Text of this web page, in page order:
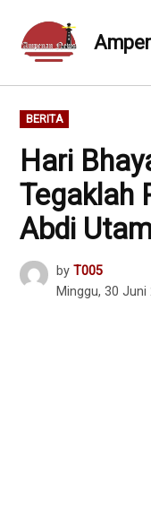
content
POSTED
IN
BERITA
Hari
Tegaklah
Abdi
by T005
Minggu, 30 Juni